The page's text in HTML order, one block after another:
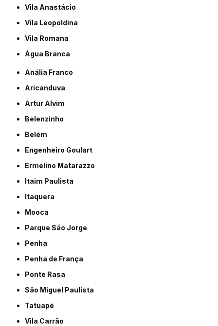
Vila Anastácio
Vila Leopoldina
Vila Romana
Água Branca
Anália Franco
Aricanduva
Artur Alvim
Belenzinho
Belém
Engenheiro Goulart
Ermelino Matarazzo
Itaim Paulista
Itaquera
Mooca
Parque São Jorge
Penha
Penha de França
Ponte Rasa
São Miguel Paulista
Tatuapé
Vila Carrão